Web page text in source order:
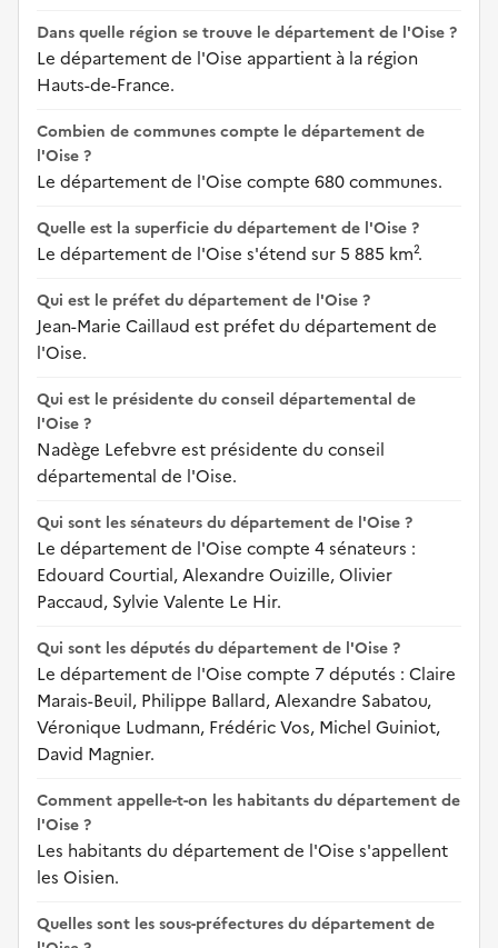
Dans quelle région se trouve le département de l'Oise ?
Le département de l'Oise appartient à la région
Hauts-de-France.
Combien de communes compte le département de
l'Oise ?
Le département de l'Oise compte 680 communes.
Quelle est la superficie du département de l'Oise ?
Le département de l'Oise s'étend sur 5 885 km².
Qui est le préfet du département de l'Oise ?
Jean-Marie Caillaud est préfet du département de
l'Oise.
Qui est le présidente du conseil départemental de
l'Oise ?
Nadège Lefebvre est présidente du conseil
départemental de l'Oise.
Qui sont les sénateurs du département de l'Oise ?
Le département de l'Oise compte 4 sénateurs :
Edouard Courtial, Alexandre Ouizille, Olivier
Paccaud, Sylvie Valente Le Hir.
Qui sont les députés du département de l'Oise ?
Le département de l'Oise compte 7 députés : Claire
Marais-Beuil, Philippe Ballard, Alexandre Sabatou,
Véronique Ludmann, Frédéric Vos, Michel Guiniot,
David Magnier.
Comment appelle-t-on les habitants du département de
l'Oise ?
Les habitants du département de l'Oise s'appellent
les Oisien.
Quelles sont les sous-préfectures du département de